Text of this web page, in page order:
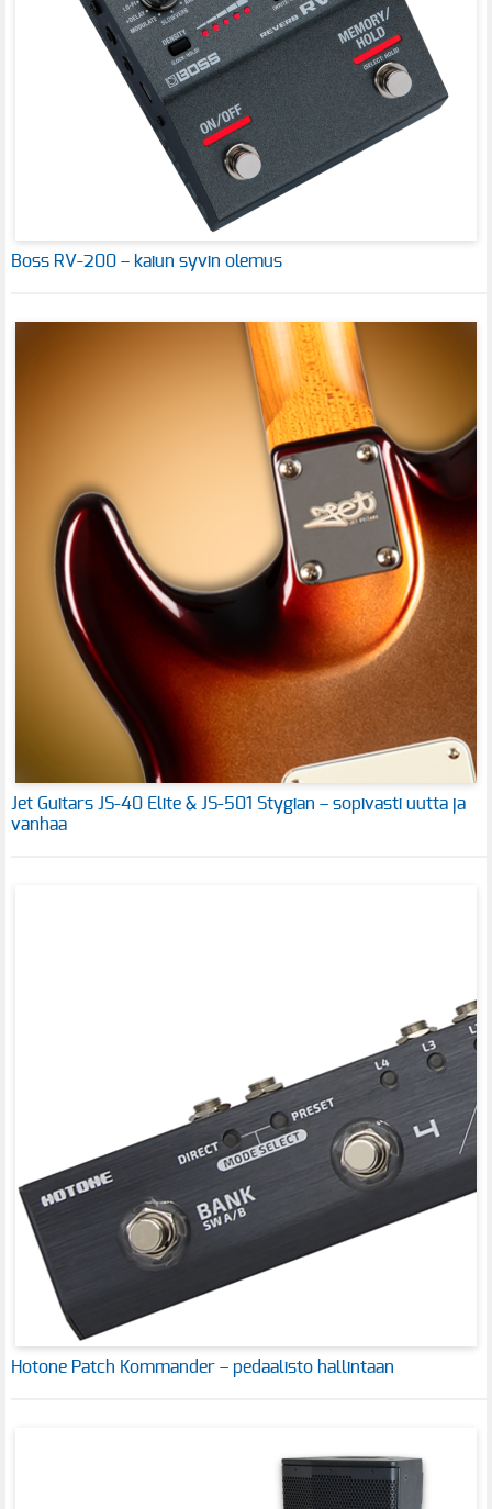
Boss RV-200 – kaiun syvin olemus
Jet Guitars JS-40 Elite & JS-501 Stygian – sopivasti uutta ja
vanhaa
Hotone Patch Kommander – pedaalisto hallintaan